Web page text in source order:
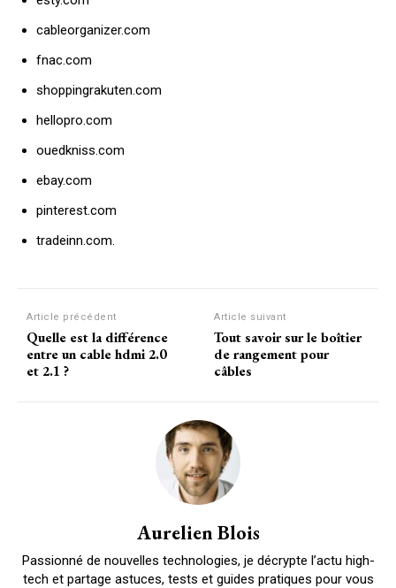
cableorganizer.com
fnac.com
shoppingrakuten.com
hellopro.com
ouedkniss.com
ebay.com
pinterest.com
tradeinn.com.
Article précédent
Quelle est la différence
entre un cable hdmi 2.0
et 2.1 ?
Article suivant
Tout savoir sur le boîtier
de rangement pour
câbles
Aurelien Blois
Passionné de nouvelles technologies, je décrypte l’actu high-
tech et partage astuces, tests et guides pratiques pour vous